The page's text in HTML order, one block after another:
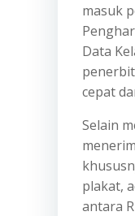
masuk
Data
cepat
Selain
plakat,
antara